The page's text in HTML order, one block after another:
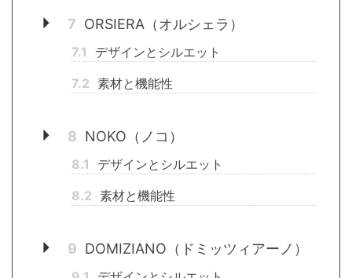
7 ORSIERA（オルシェラ）
7.1
デザインとシルエット
7.2 素材と機能性
8 NOKO（ノコ）
8.1
デザインとシルエット
8.2 素材と機能性
9 DOMIZIANO（ドミッツィアーノ）